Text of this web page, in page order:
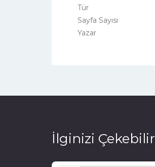
Tür
Sayfa Sayısı
Yazar
İlginizi Çekebilir